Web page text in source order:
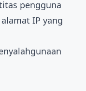
pengguna
IP yang